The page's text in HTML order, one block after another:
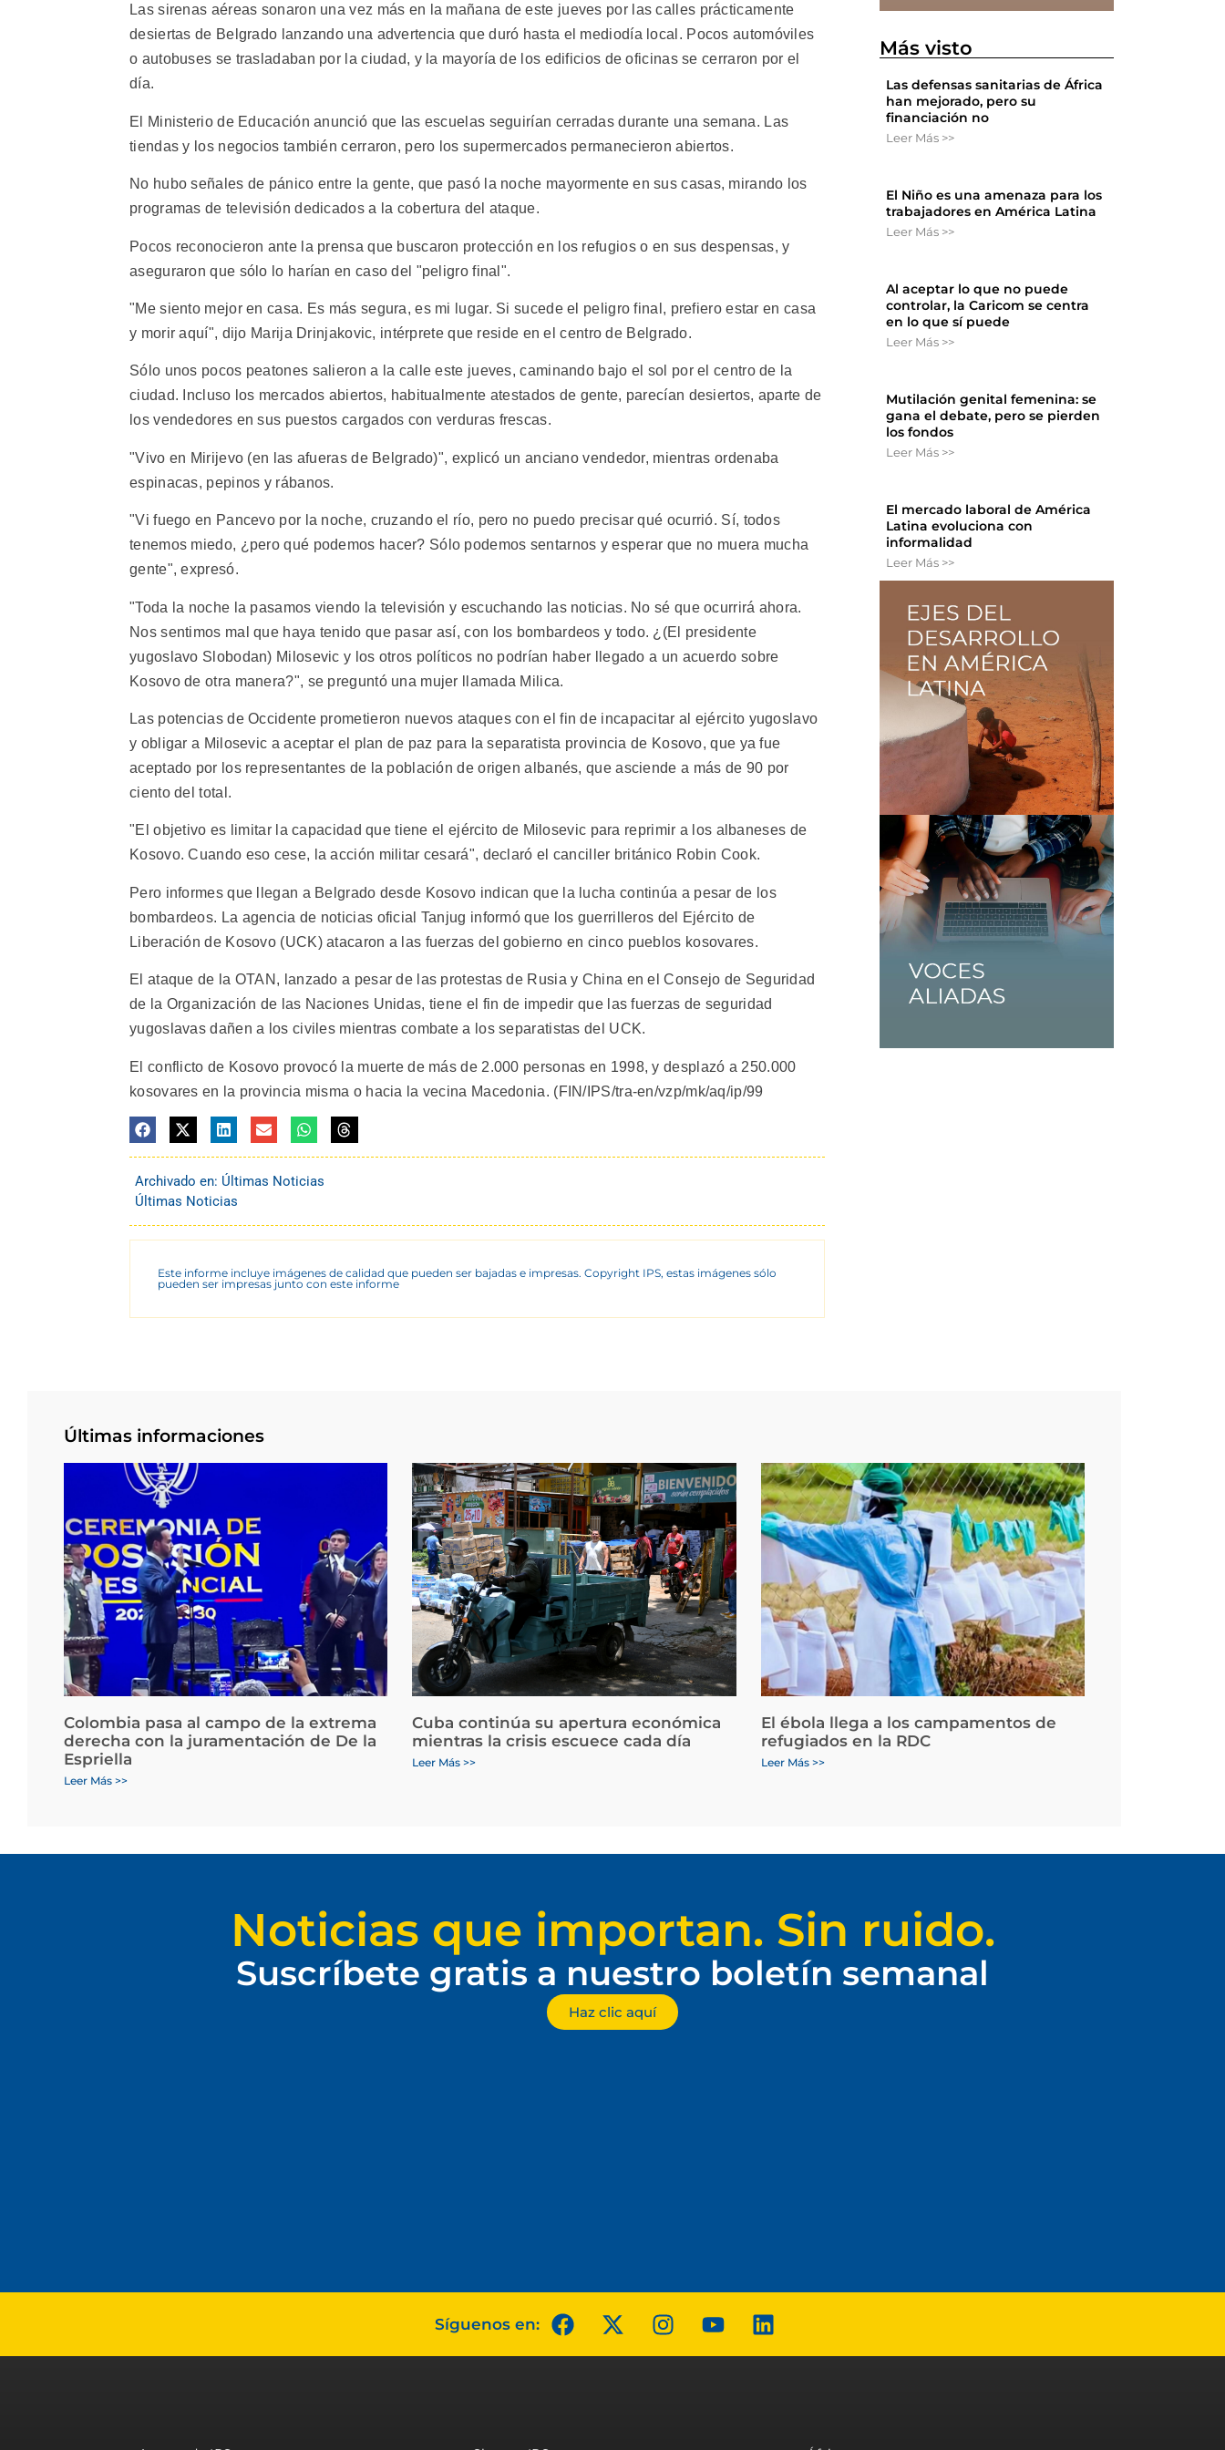
Las sirenas aéreas sonaron una vez más en la mañana de este jueves por las calles prácticamente
desiertas de Belgrado lanzando una advertencia que duró hasta el mediodía local. Pocos automóviles
o autobuses se trasladaban por la ciudad, y la mayoría de los edificios de oficinas se cerraron por el
día.
El Ministerio de Educación anunció que las escuelas seguirían cerradas durante una semana. Las
tiendas y los negocios también cerraron, pero los supermercados permanecieron abiertos.
No hubo señales de pánico entre la gente, que pasó la noche mayormente en sus casas, mirando los
programas de televisión dedicados a la cobertura del ataque.
Pocos reconocieron ante la prensa que buscaron protección en los refugios o en sus despensas, y
aseguraron que sólo lo harían en caso del "peligro final".
"Me siento mejor en casa. Es más segura, es mi lugar. Si sucede el peligro final, prefiero estar en casa
y morir aquí", dijo Marija Drinjakovic, intérprete que reside en el centro de Belgrado.
Sólo unos pocos peatones salieron a la calle este jueves, caminando bajo el sol por el centro de la
ciudad. Incluso los mercados abiertos, habitualmente atestados de gente, parecían desiertos, aparte de
los vendedores en sus puestos cargados con verduras frescas.
"Vivo en Mirijevo (en las afueras de Belgrado)", explicó un anciano vendedor, mientras ordenaba
espinacas, pepinos y rábanos.
"Vi fuego en Pancevo por la noche, cruzando el río, pero no puedo precisar qué ocurrió. Sí, todos
tenemos miedo, ¿pero qué podemos hacer? Sólo podemos sentarnos y esperar que no muera mucha
gente", expresó.
"Toda la noche la pasamos viendo la televisión y escuchando las noticias. No sé que ocurrirá ahora.
Nos sentimos mal que haya tenido que pasar así, con los bombardeos y todo. ¿(El presidente
yugoslavo Slobodan) Milosevic y los otros políticos no podrían haber llegado a un acuerdo sobre
Kosovo de otra manera?", se preguntó una mujer llamada Milica.
Las potencias de Occidente prometieron nuevos ataques con el fin de incapacitar al ejército yugoslavo
y obligar a Milosevic a aceptar el plan de paz para la separatista provincia de Kosovo, que ya fue
aceptado por los representantes de la población de origen albanés, que asciende a más de 90 por
ciento del total.
"El objetivo es limitar la capacidad que tiene el ejército de Milosevic para reprimir a los albaneses de
Kosovo. Cuando eso cese, la acción militar cesará", declaró el canciller británico Robin Cook.
Pero informes que llegan a Belgrado desde Kosovo indican que la lucha continúa a pesar de los
bombardeos. La agencia de noticias oficial Tanjug informó que los guerrilleros del Ejército de
Liberación de Kosovo (UCK) atacaron a las fuerzas del gobierno en cinco pueblos kosovares.
El ataque de la OTAN, lanzado a pesar de las protestas de Rusia y China en el Consejo de Seguridad
de la Organización de las Naciones Unidas, tiene el fin de impedir que las fuerzas de seguridad
yugoslavas dañen a los civiles mientras combate a los separatistas del UCK.
El conflicto de Kosovo provocó la muerte de más de 2.000 personas en 1998, y desplazó a 250.000
kosovares en la provincia misma o hacia la vecina Macedonia. (FIN/IPS/tra-en/vzp/mk/aq/ip/99
Archivado en: Últimas Noticias
Últimas Noticias
Este informe incluye imágenes de calidad que pueden ser bajadas e impresas. Copyright IPS, estas imágenes sólo
pueden ser impresas junto con este informe
Más visto
Las defensas sanitarias de África
han mejorado, pero su
financiación no
Leer Más >>
El Niño es una amenaza para los
trabajadores en América Latina
Leer Más >>
Al aceptar lo que no puede
controlar, la Caricom se centra
en lo que sí puede
Leer Más >>
Mutilación genital femenina: se
gana el debate, pero se pierden
los fondos
Leer Más >>
El mercado laboral de América
Latina evoluciona con
informalidad
Leer Más >>
Últimas informaciones
Colombia pasa al campo de la extrema
derecha con la juramentación de De la
Espriella
Leer Más >>
Cuba continúa su apertura económica
mientras la crisis escuece cada día
Leer Más >>
El ébola llega a los campamentos de
refugiados en la RDC
Leer Más >>
Noticias que importan. Sin ruido.
Suscríbete gratis a nuestro boletín semanal
Haz clic aquí
Síguenos en: